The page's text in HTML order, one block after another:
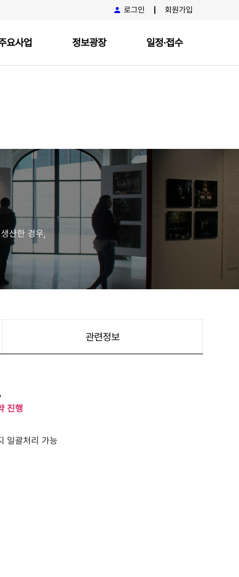
로그인 회원가입
요사업 정보광장 일정·접수
산한 경우,
관련정보
진행
일괄처리 가능